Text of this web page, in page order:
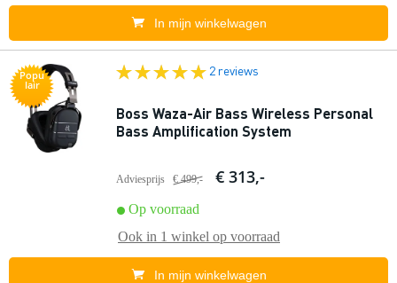
In mijn winkelwagen
Popu
lair
2 reviews
Boss Waza-Air Bass Wireless Personal
Bass Amplification System
Adviesprijs € 499,- € 313,-
Op voorraad
Ook in 1 winkel op voorraad
In mijn winkelwagen